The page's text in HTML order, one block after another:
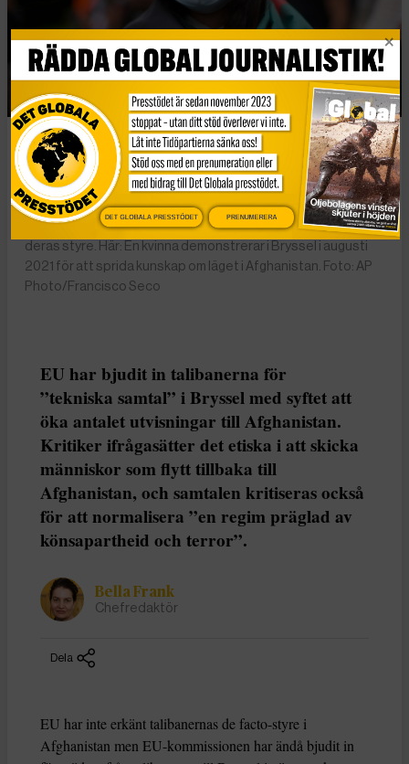
EU har inte erkänt talibanerna som de facto styr Afghanistan
sedan 2021. Trots det har Bryssel bjudit in representanter
från talibanerna till så kallade tekniska samtal. EU vill öka
utvisningarna till landet, trots det svåra människorättsliga
läget i landet, och trots att samtalen riskerar att legitimera
deras styre. Här: En kvinna demonstrerar i Bryssel i augusti
2021 för att sprida kunskap om läget i Afghanistan. Foto: AP
Photo/Francisco Seco
EU har bjudit in talibanerna för
”tekniska samtal” i Bryssel med syftet att
öka antalet utvisningar till Afghanistan.
Kritiker ifrågasätter det etiska i att skicka
människor som flytt tillbaka till
Afghanistan, och samtalen kritiseras också
för att normalisera ”en regim präglad av
könsapartheid och terror”.
Bella Frank
Chefredaktör
Dela
EU har inte erkänt talibanernas de facto-styre i
Afghanistan men EU-kommissionen har ändå bjudit in
DET GLOBALA PRESSTÖDET PRENUMERERA